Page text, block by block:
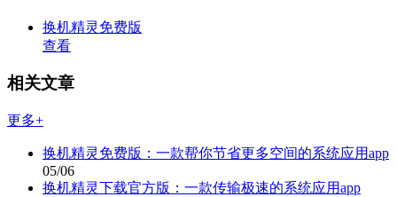
换机精灵免费版
查看
相关文章
更多+
换机精灵免费版：一款帮你节省更多空间的系统应用app
05/06
换机精灵下载官方版：一款传输极速的系统应用app